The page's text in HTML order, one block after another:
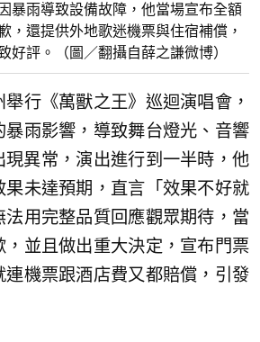
暴雨導致設備故障，他當場宣布全額
，還提供外地歌迷機票與住宿補償，
好評。（圖／翻攝自薛之謙微博）
行《萬獸之王》巡迴演唱會，
暴雨影響，導致舞台燈光、音響
異常，演出進行到一半時，他
果未達預期，直言「效果不好就
法用完整品質回應觀眾期待，當
，並且做出重大決定，宣布門票
連機票跟酒店費又都賠償，引發